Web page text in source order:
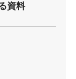
資料